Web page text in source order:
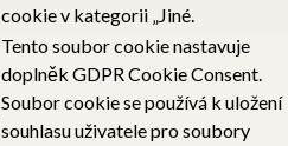
cookie v kategorii „Jiné.
Tento soubor cookie nastavuje
doplněk GDPR Cookie Consent.
Soubor cookie se používá k uložení
souhlasu uživatele pro soubory